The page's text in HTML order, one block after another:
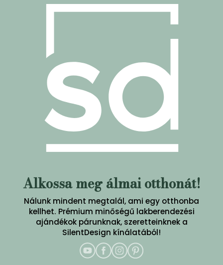
Alkossa meg álmai otthonát!
Nálunk mindent megtalál, ami egy otthonba
kellhet. Prémium minőségű lakberendezési
ajándékok párunknak, szeretteinknek a
SilentDesign kínálatából!